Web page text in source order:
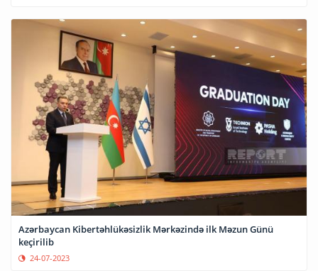
Azərbaycan Kibertəhlükəsizlik Mərkəzində ilk Məzun Günü
keçirilib
24-07-2023